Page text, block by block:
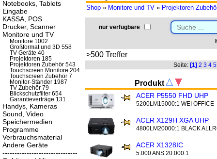
Shop » Monitore und TV » Projektoren
nur verfügbare
>500 Treffer
Seite: [1] 2 3 4 5
Produkt
ACER P5550 FHD UHP
5200LM15000:1 WEI OFFICE
ACER X129H XGA UHP
4800LM20000:1 BLACK
ACER X1328IC
5.000 ANS 20.000:1
Notebooks, Tablets
Eingabe
KASSA, POS
Drucker, Scanner
Monitore und TV
Monitore 1002
Großformat und 3D 558
TV Geräte 40
Projektoren 185
Projektoren Zubehör 543
Touchscreen Monitore 204
Touchscreen Zubehör 7
Monitor-Ständer 1987
TV Zubehör 79
Blickschutzfilter 654
Garantieverträge 131
Handys, Kameras
Sound, Video
Speichermedien
Programme
Verbrauchsmaterial
Andere Geräte
-------------------------------